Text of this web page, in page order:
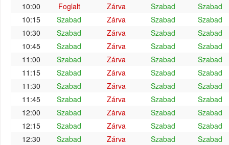
10:00
Foglalt Zárva Szabad
Szabad
10:15
Szabad Zárva Szabad
Szabad
10:30
Szabad Zárva Szabad
Szabad
10:45
Szabad Zárva Szabad
Szabad
11:00
Szabad Zárva Szabad
Szabad
11:15
Szabad Zárva Szabad
Szabad
11:30
Szabad Zárva Szabad
Szabad
11:45
Szabad Zárva Szabad
Szabad
12:00
Szabad Zárva Szabad
Szabad
12:15
Szabad Zárva Szabad
Szabad
12:30
Szabad Zárva Szabad
Szabad